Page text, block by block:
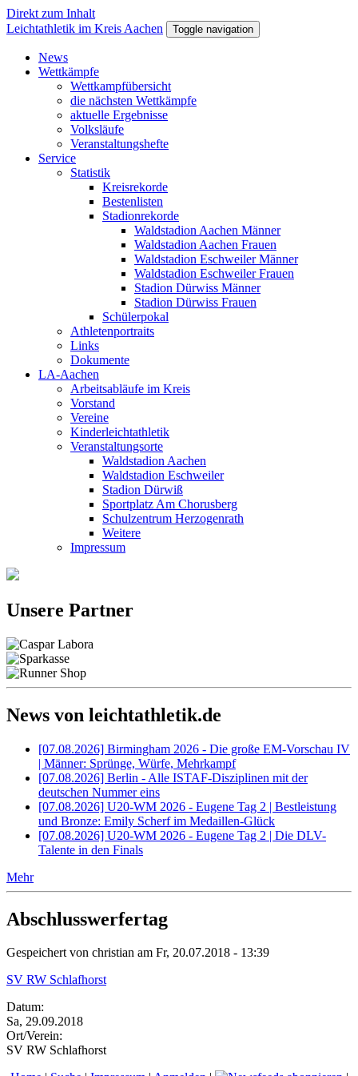
Direkt zum Inhalt
Leichtathletik im Kreis Aachen
Toggle navigation
News
Wettkämpfe
Wettkampfübersicht
die nächsten Wettkämpfe
aktuelle Ergebnisse
Volksläufe
Veranstaltungshefte
Service
Statistik
Kreisrekorde
Bestenlisten
Stadionrekorde
Waldstadion Aachen Männer
Waldstadion Aachen Frauen
Waldstadion Eschweiler Männer
Waldstadion Eschweiler Frauen
Stadion Dürwiss Männer
Stadion Dürwiss Frauen
Schülerpokal
Athletenportraits
Links
Dokumente
LA-Aachen
Arbeitsabläufe im Kreis
Vorstand
Vereine
Kinderleichtathletik
Veranstaltungsorte
Waldstadion Aachen
Waldstadion Eschweiler
Stadion Dürwiß
Sportplatz Am Chorusberg
Schulzentrum Herzogenrath
Weitere
Impressum
Unsere Partner
News von leichtathletik.de
[07.08.2026] Birmingham 2026 - Die große EM-Vorschau IV
| Männer: Sprünge, Würfe, Mehrkampf
[07.08.2026] Berlin - Alle ISTAF-Disziplinen mit der
deutschen Nummer eins
[07.08.2026] U20-WM 2026 - Eugene Tag 2 | Bestleistung
und Bronze: Emily Scherf im Medaillen-Glück
[07.08.2026] U20-WM 2026 - Eugene Tag 2 | Die DLV-
Talente in den Finals
Mehr
Abschlusswerfertag
Gespeichert von christian am Fr, 20.07.2018 - 13:39
SV RW Schlafhorst
Datum:
Sa, 29.09.2018
Ort/Verein:
SV RW Schlafhorst